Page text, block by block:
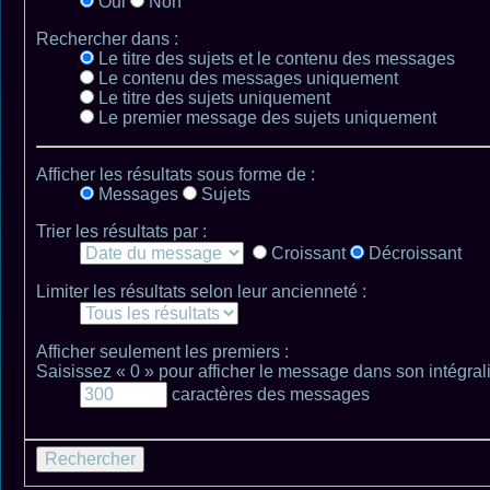
Rechercher dans :
Le titre des sujets et le contenu des messages
Le contenu des messages uniquement
Le titre des sujets uniquement
Le premier message des sujets uniquement
Afficher les résultats sous forme de :
Messages
Sujets
Trier les résultats par :
Croissant
Décroissant
Limiter les résultats selon leur ancienneté :
Afficher seulement les premiers :
Saisissez « 0 » pour afficher le message dans son
caractères des messages